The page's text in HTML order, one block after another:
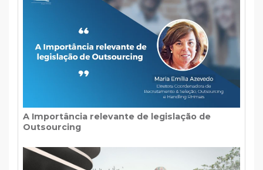
A Importância relevante de legislação de
Outsourcing